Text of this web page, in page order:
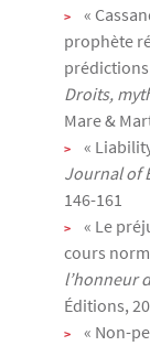
«
prophète
prédictions
Droits,
Mare &
«
Journal of
146-161
« Le
cours
l’honneur
Éditions,
« Non-